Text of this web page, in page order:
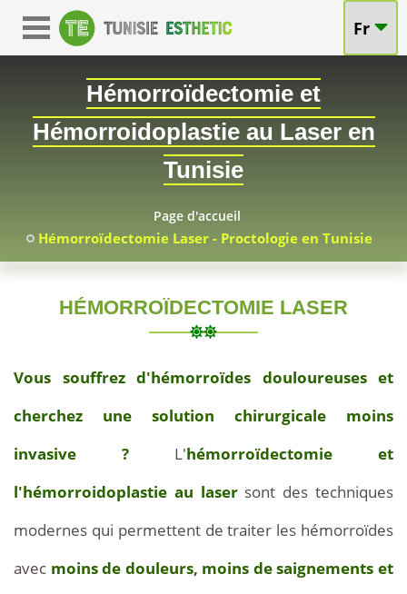
Fr
Hémorroïdectomie et
Hémorroidoplastie au Laser en
Tunisie
Mini-
Invasif
des
Hémorroïdes
à
Page d'accueil
Hémorroïdectomie Laser - Proctologie en Tunisie
HÉMORROÏDECTOMIE LASER
03
Vous souffrez d'hémorroïdes douloureuses et
cherchez une solution chirurgicale moins
invasive ? L'hémorroïdectomie et
l'hémorroidoplastie au lasersont des techniques
modernes qui permettent de traiter les hémorroïdes
avec moins de douleurs, moins de saignements et